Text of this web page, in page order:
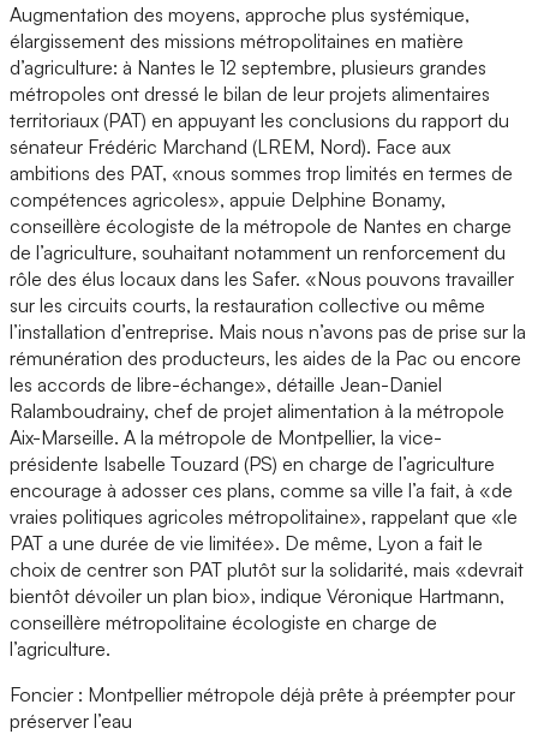
Augmentation des moyens, approche plus systémique,
élargissement des missions métropolitaines en matière
d’agriculture: à Nantes le 12 septembre, plusieurs grandes
métropoles ont dressé le bilan de leur projets alimentaires
territoriaux (PAT) en appuyant les conclusions du rapport du
sénateur Frédéric Marchand (LREM, Nord). Face aux
ambitions des PAT, «nous sommes trop limités en termes de
compétences agricoles», appuie Delphine Bonamy,
conseillère écologiste de la métropole de Nantes en charge
de l’agriculture, souhaitant notamment un renforcement du
rôle des élus locaux dans les Safer. «Nous pouvons travailler
sur les circuits courts, la restauration collective ou même
l’installation d’entreprise. Mais nous n’avons pas de prise sur la
rémunération des producteurs, les aides de la Pac ou encore
les accords de libre-échange», détaille Jean-Daniel
Ralamboudrainy, chef de projet alimentation à la métropole
Aix-Marseille. A la métropole de Montpellier, la vice-
présidente Isabelle Touzard (PS) en charge de l’agriculture
encourage à adosser ces plans, comme sa ville l’a fait, à «de
vraies politiques agricoles métropolitaine», rappelant que «le
PAT a une durée de vie limitée». De même, Lyon a fait le
choix de centrer son PAT plutôt sur la solidarité, mais «devrait
bientôt dévoiler un plan bio», indique Véronique Hartmann,
conseillère métropolitaine écologiste en charge de
l’agriculture.
Foncier : Montpellier métropole déjà prête à préempter pour
préserver l’eau